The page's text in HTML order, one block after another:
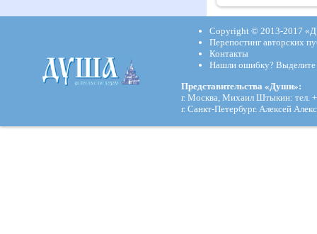
Copyright © 2013-2017
Перепостинг авторских
Контакты
Нашли ошибку?
Представительства «Души»:
г. Москва, Михаил Штыкин: тел.
г. Санкт-Петербург. Алексей